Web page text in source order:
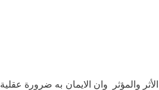
والمؤثر وان الايمان به ضرورة عقلية